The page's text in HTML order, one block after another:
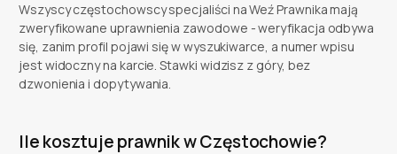
Wszyscy częstochowscy specjaliści na Weź Prawnika mają
zweryfikowane uprawnienia zawodowe - weryfikacja odbywa
się, zanim profil pojawi się w wyszukiwarce, a numer wpisu
jest widoczny na karcie. Stawki widzisz z góry, bez
dzwonienia i dopytywania.
Ile kosztuje prawnik w Częstochowie?